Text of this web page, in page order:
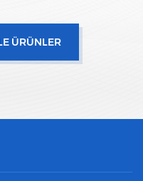
ÜRÜNLER